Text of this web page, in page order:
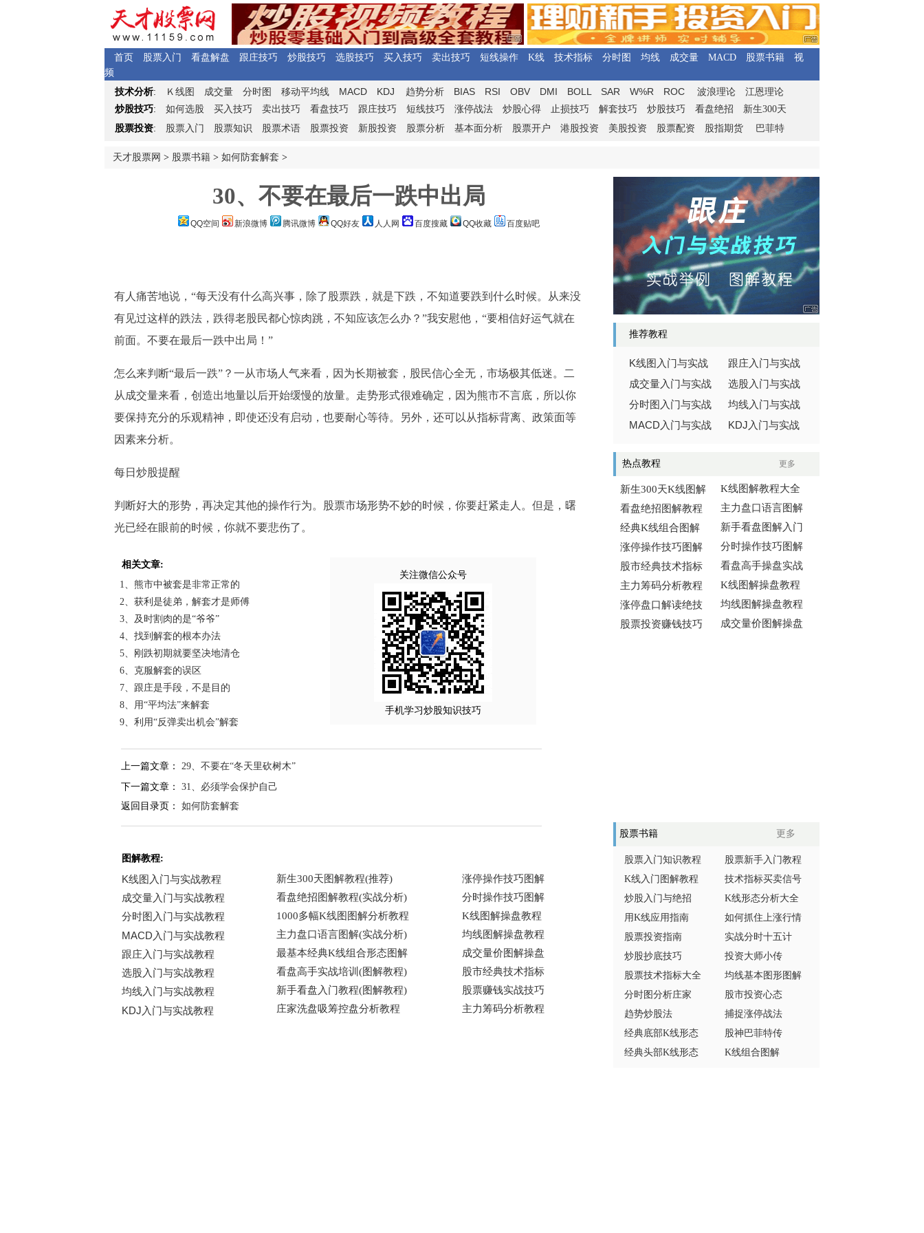
首页 股票入门 看盘解盘 跟庄技巧 炒股技巧 选股技巧 买入技巧 卖出技巧 短线操作 K线 技术指标 分时图 均线 成交量 MACD 股票书籍
视
频
技术分析: Ｋ 线图 成交量 分时图 移动平均线 MACD KDJ 趋势分析 BIAS RSI OBV DMI BOLL SAR W%R ROC 波浪理论
江恩理论
炒股技巧: 如何选股 买入技巧 卖出技巧 看盘技巧 跟庄技巧 短线技巧 涨停战法 炒股心得 止损技巧 解套技巧 炒股技巧 看盘绝招
新生300天
股票投资: 股票入门 股票知识 股票术语 股票投资 新股投资 股票分析 基本面分析 股票开户 港股投资 美股投资 股票配资 股指期货 巴菲特
天才股票网 > 股票书籍 > 如何防套解套 >
30、不要在最后一跌中出局
QQ空间 新浪微博 腾讯微博 QQ好友 人人网 百度搜藏 QQ收藏 百度贴吧
有人痛苦地说，“每天没有什么高兴事，除了股票跌，就是下跌，不知道要跌到什么时候。从来没
有见过这样的跌法，跌得老股民都心惊肉跳，不知应该怎么办？”我安慰他，“要相信好运气就在
前面。不要在最后一跌中出局！”
怎么来判断“最后一跌”？一从市场人气来看，因为长期被套，股民信心全无，市场极其低迷。二
从成交量来看，创造出地量以后开始缓慢的放量。走势形式很难确定，因为熊市不言底，所以你
要保持充分的乐观精神，即使还没有启动，也要耐心等待。另外，还可以从指标背离、政策面等
因素来分析。
每日炒股提醒
判断好大的形势，再决定其他的操作行为。股票市场形势不妙的时候，你要赶紧走人。但是，曙
光已经在眼前的时候，你就不要悲伤了。
相关文章:
1、熊市中被套是非常正常的
2、获利是徒弟，解套才是师傅
3、及时割肉的是“爷爷”
4、找到解套的根本办法
5、刚跌初期就要坚决地清仓
6、克服解套的误区
7、跟庄是手段，不是目的
8、用“平均法”来解套
9、利用“反弹卖出机会”解套
关注微信公众号
手机学习炒股知识技巧
上一篇文章： 29、不要在“冬天里砍树木”
下一篇文章： 31、必须学会保护自己
返回目录页： 如何防套解套
图解教程:
推荐教程
K线图入门与实战
成交量入门与实战
分时图入门与实战
MACD 入门与实战
跟庄入门与实战
选股入门与实战
均线入门与实战
KDJ 入门与实战
热点教程 更多
新生300天K线图解
看盘绝招图解教程
经典K线组合图解
涨停操作技巧图解
股市经典技术指标
主力筹码分析教程
涨停盘口解读绝技
股票投资赚钱技巧
K线图解教程大全
主力盘口语言图解
新手看盘图解入门
分时操作技巧图解
看盘高手操盘实战
K线图解操盘教程
均线图解操盘教程
成交量价图解操盘
股票书籍 更多
股票入门知识教程
K线入门图解教程
炒股入门与绝招
用K线应用指南
股票投资指南
炒股抄底技巧
股票技术指标大全
分时图分析庄家
趋势炒股法
经典底部K线形态
经典头部K线形态
股票新手入门教程
技术指标买卖信号
K线形态分析大全
如何抓住上涨行情
实战分时十五计
投资大师小传
均线基本图形图解
股市投资心态
捕捉涨停战法
股神巴菲特传
K线组合图解